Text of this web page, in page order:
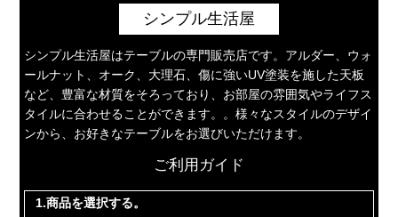
シンプル生活屋
シンプル生活屋はテーブルの専門販売店です。アルダー、ウォ
ールナット、オーク、大理石、傷に強いUV塗装を施した天板
など、豊富な材質をそろっており、お部屋の雰囲気やライフス
タイルに合わせることができます。。様々なスタイルのデザイ
ンから、お好きなテーブルをお選びいただけます。
ご利用ガイド
1.商品を選択する。